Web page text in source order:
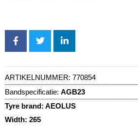
ARTIKELNUMMER: 770854
Bandspecificatie: AGB23
Tyre brand: AEOLUS
Width: 265